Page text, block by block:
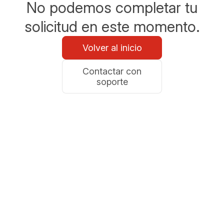
No podemos completar tu
solicitud en este momento.
Volver al inicio
Contactar con
soporte